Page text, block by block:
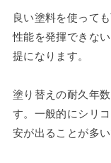
良い塗料を使って
性能を発揮できな
提になります。
塗り替えの耐久年
す。一般的にシリ
安が出ることが多い